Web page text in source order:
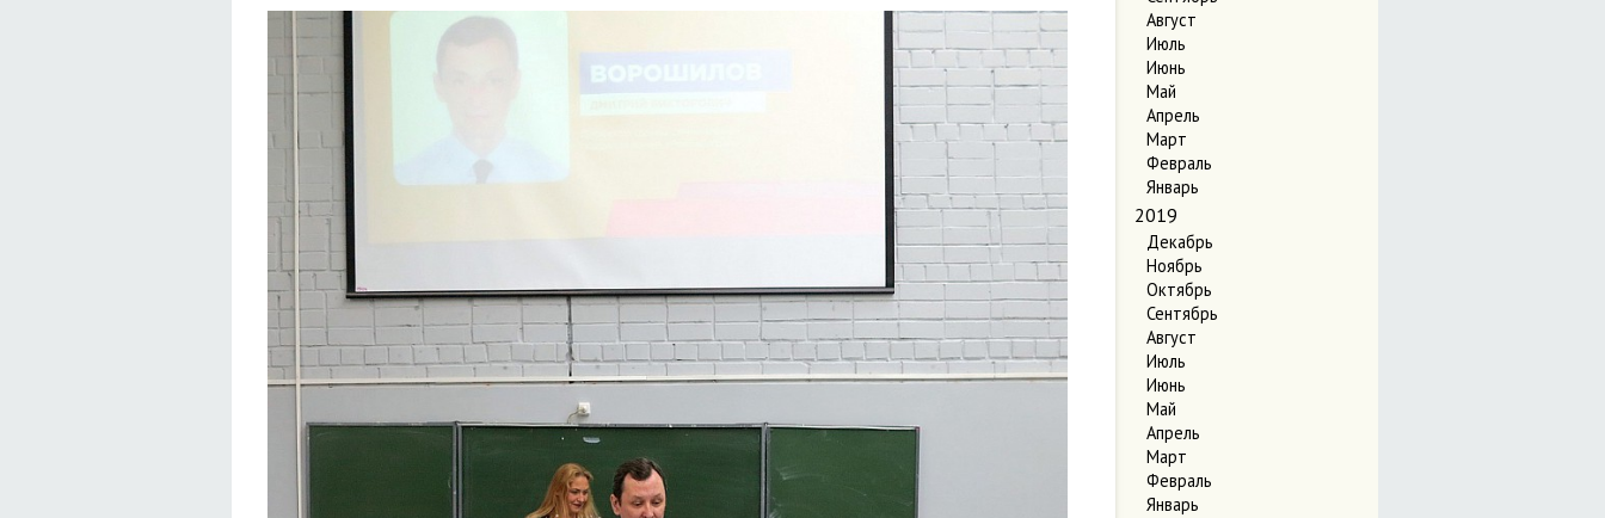
Август
Июль
Июнь
Май
Апрель
Март
Февраль
Январь
2019
Декабрь
Ноябрь
Октябрь
Сентябрь
Август
Июль
Июнь
Май
Апрель
Март
Февраль
Январь